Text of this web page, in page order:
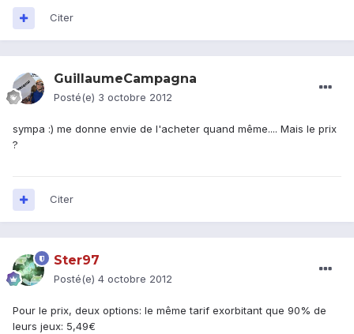
Citer
GuillaumeCampagna
Posté(e) 3 octobre 2012
sympa :) me donne envie de l'acheter quand même.... Mais le prix
?
Citer
Ster97
Posté(e) 4 octobre 2012
Pour le prix, deux options: le même tarif exorbitant que 90% de
leurs jeux: 5,49€